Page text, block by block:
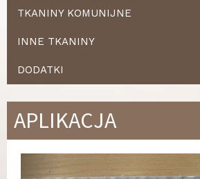
TKANINY KOMUNIJNE
INNE TKANINY
DODATKI
APLIKACJA